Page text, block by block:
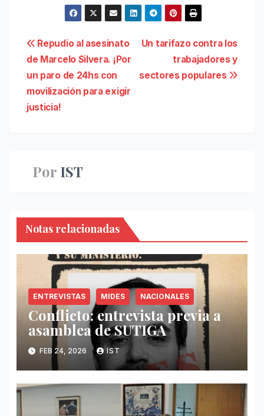
Navegación
de
entradas
Un tarifazo contra los
trabajadores y
sectores populares
Repudio al asesinato
de Marcelo Silvera. ¡Por
un paro de 24hs con
movilización para exigir
justicia!
Por IST
Notas relacionadas
ENTREVISTAS MIDES NACIONALES
Conflicto: entrevista previa a
asamblea de SUTIGA
FEB 24, 2026 IST